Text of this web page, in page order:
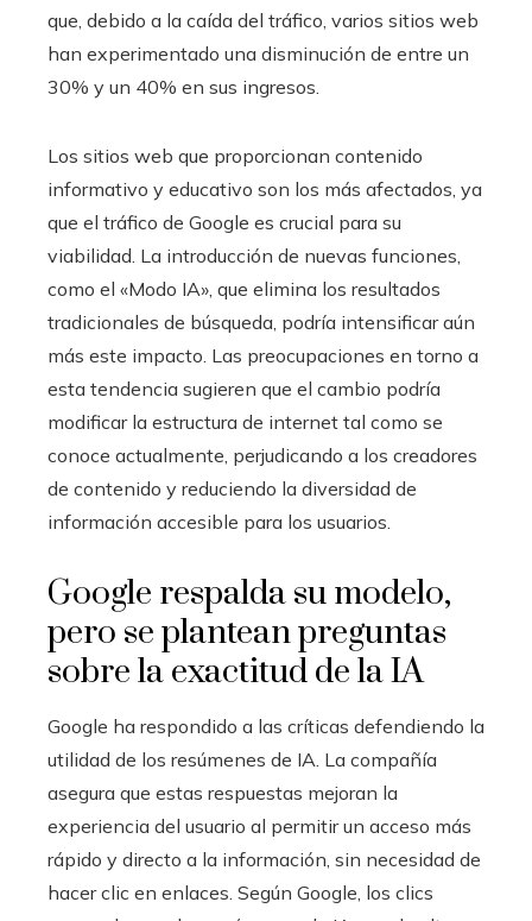
que, debido a la caída del tráfico, varios sitios web
han experimentado una disminución de entre un
30% y un 40% en sus ingresos.
Los sitios web que proporcionan contenido
informativo y educativo son los más afectados, ya
que el tráfico de Google es crucial para su
viabilidad. La introducción de nuevas funciones,
como el «Modo IA», que elimina los resultados
tradicionales de búsqueda, podría intensificar aún
más este impacto. Las preocupaciones en torno a
esta tendencia sugieren que el cambio podría
modificar la estructura de internet tal como se
conoce actualmente, perjudicando a los creadores
de contenido y reduciendo la diversidad de
información accesible para los usuarios.
Google respalda su modelo,
pero se plantean preguntas
sobre la exactitud de la IA
Google ha respondido a las críticas defendiendo la
utilidad de los resúmenes de IA. La compañía
asegura que estas respuestas mejoran la
experiencia del usuario al permitir un acceso más
rápido y directo a la información, sin necesidad de
hacer clic en enlaces. Según Google, los clics